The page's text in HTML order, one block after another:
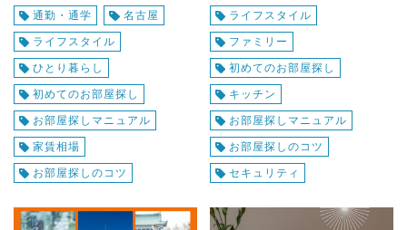
通勤・通学 名古屋
ライフスタイル
ひとり暮らし
初めてのお部屋探し
お部屋探しマニュアル
家賃相場
お部屋探しのコツ
ライフスタイル
ファミリー
初めてのお部屋探し
キッチン
お部屋探しマニュアル
お部屋探しのコツ
セキュリティ